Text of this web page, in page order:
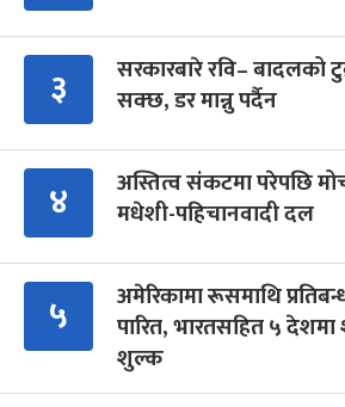
३
सरकारबारे रवि– बादलको
सक्छ, डर मान्नु पर्दैन
४
अस्तित्व संकटमा परेपछि
मधेशी-पहिचानवादी दल
५
अमेरिकामा रूसमाथि
पारित, भारतसहित ५
शुल्क